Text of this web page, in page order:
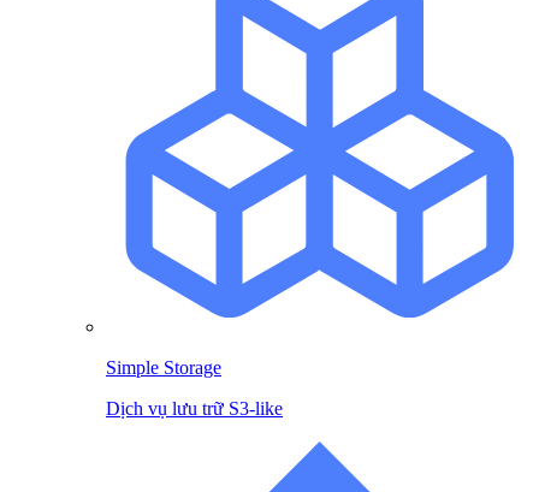
Simple Storage
Dịch vụ lưu trữ S3-like